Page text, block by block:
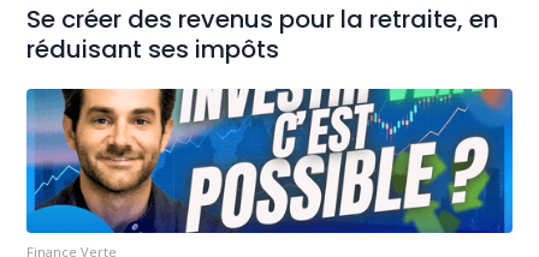
Se créer des revenus pour la retraite, en
réduisant ses impôts
Finance Verte